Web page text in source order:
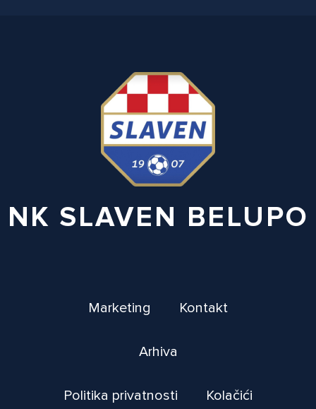
NK SLAVEN BELUPO
Marketing Kontakt
Arhiva
Politika privatnosti Kolačići